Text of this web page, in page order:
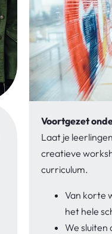
Voortgezet
Laat je
creatieve
curriculum.
Van korte
het hele
We sluiten